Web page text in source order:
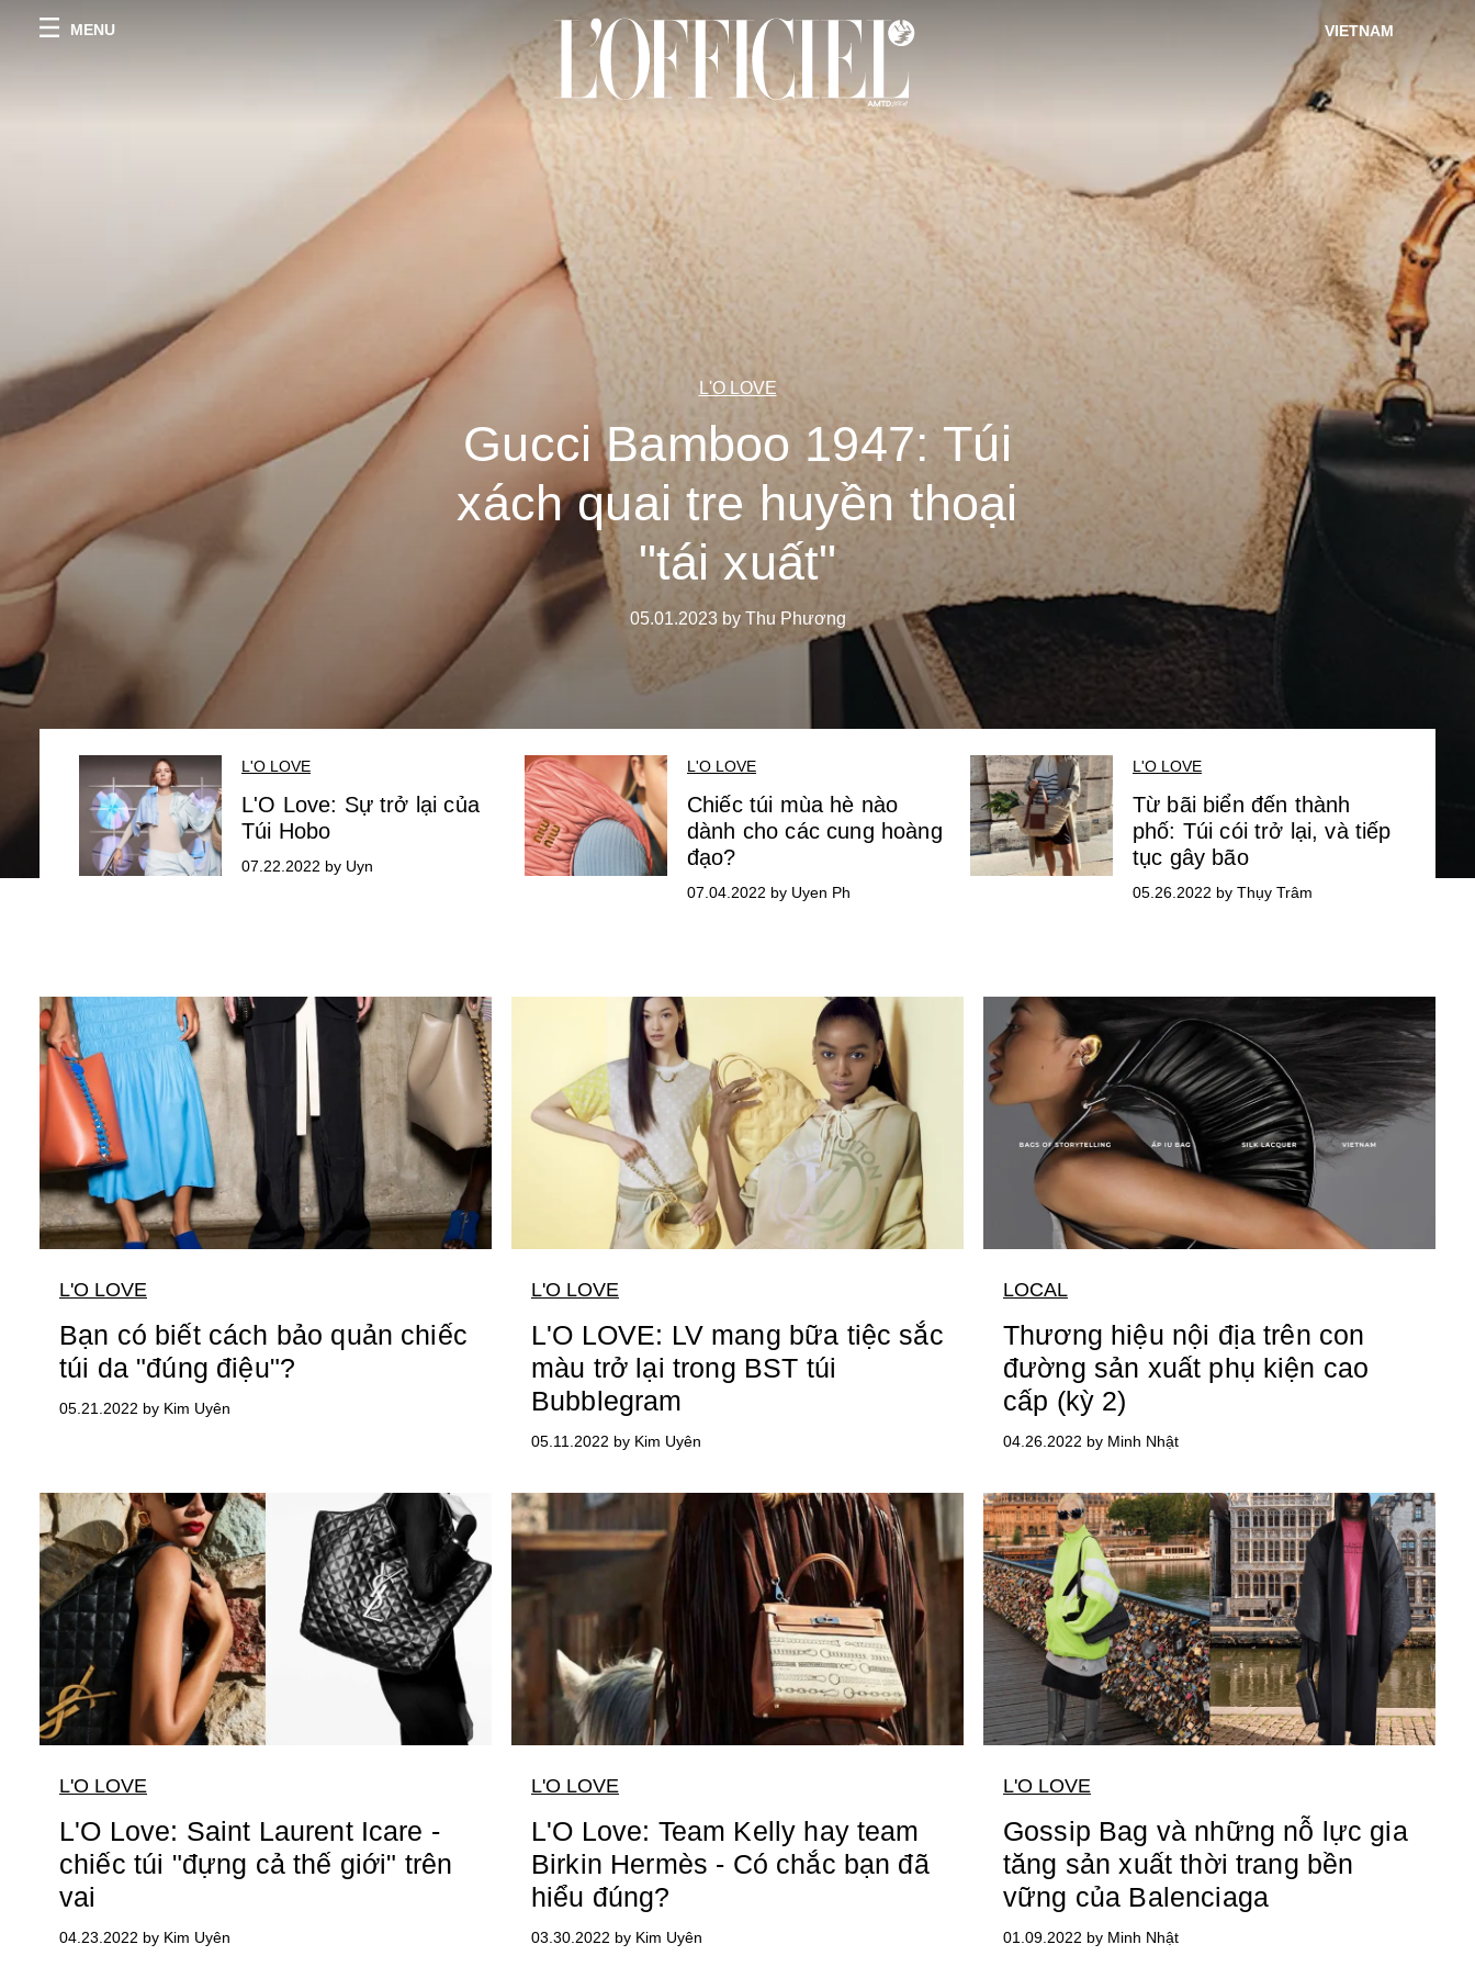
MENU VIETNAM
L'O LOVE
Gucci Bamboo 1947: Túi
xách quai tre huyền thoại
"tái xuất"
05.01.2023 by Thu Phương
L'O LOVE
L'O Love: Sự trở lại của
Túi Hobo
07.22.2022 by Uyn
L'O LOVE
Chiếc túi mùa hè nào
dành cho các cung hoàng
đạo?
07.04.2022 by Uyen Ph
L'O LOVE
Từ bãi biển đến thành
phố: Túi cói trở lại, và tiếp
tục gây bão
05.26.2022 by Thụy Trâm
L'O LOVE
Bạn có biết cách bảo quản chiếc
túi da "đúng điệu"?
05.21.2022 by Kim Uyên
L'O LOVE
L'O LOVE: LV mang bữa tiệc sắc
màu trở lại trong BST túi
Bubblegram
05.11.2022 by Kim Uyên
LOCAL
Thương hiệu nội địa trên con
đường sản xuất phụ kiện cao
cấp (kỳ 2)
04.26.2022 by Minh Nhật
L'O LOVE
L'O Love: Saint Laurent Icare -
chiếc túi "đựng cả thế giới" trên
vai
04.23.2022 by Kim Uyên
L'O LOVE
L'O Love: Team Kelly hay team
Birkin Hermès - Có chắc bạn đã
hiểu đúng?
03.30.2022 by Kim Uyên
L'O LOVE
Gossip Bag và những nỗ lực gia
tăng sản xuất thời trang bền
vững của Balenciaga
01.09.2022 by Minh Nhật